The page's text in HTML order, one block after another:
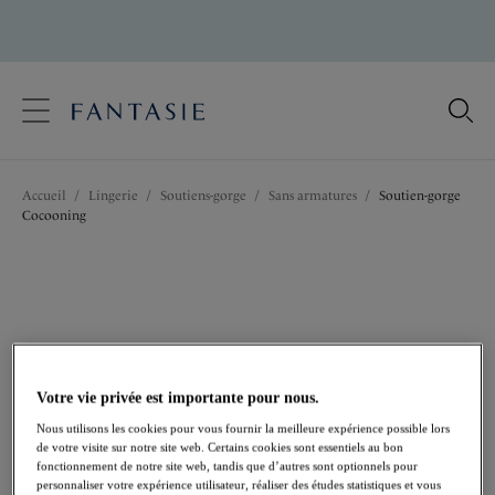
Langue
Accueil / Lingerie / Soutiens-gorge / Sans armatures /
Soutien-gorge
Cocooning
Votre vie privée est importante pour nous.
Nous utilisons les cookies pour vous fournir la meilleure expérience possible lors
de votre visite sur notre site web. Certains cookies sont essentiels au bon
fonctionnement de notre site web, tandis que d’autres sont optionnels pour
personnaliser votre expérience utilisateur, réaliser des études statistiques et vous